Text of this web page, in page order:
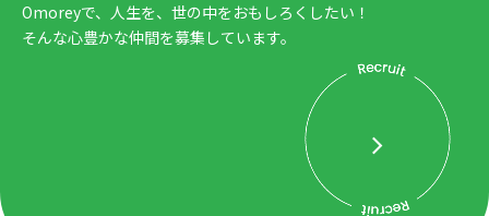
Omoreyで、人生を、世の中をおもしろくしたい！
そんな心豊かな仲間を募集しています。